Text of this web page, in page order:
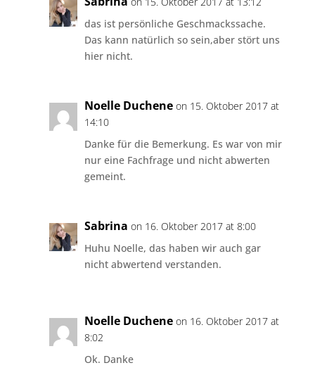
das ist persönliche Geschmackssache.
Das kann natürlich so sein,aber stört uns
hier nicht.
Noelle Duchene on 15. Oktober 2017 at
14:10
Danke für die Bemerkung. Es war von mir
nur eine Fachfrage und nicht abwerten
gemeint.
Sabrina on 16. Oktober 2017 at 8:00
Huhu Noelle, das haben wir auch gar
nicht abwertend verstanden.
Noelle Duchene on 16. Oktober 2017 at
8:02
Ok. Danke